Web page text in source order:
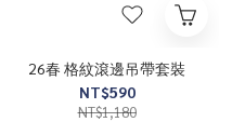
26春 格紋滾邊吊帶套裝
NT$590
NT$1,180